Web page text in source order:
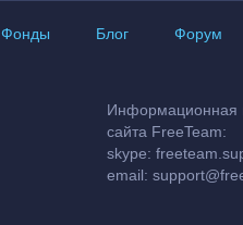
Фонды Блог Форум
Информационная
сайта FreeTeam:
skype:
email: